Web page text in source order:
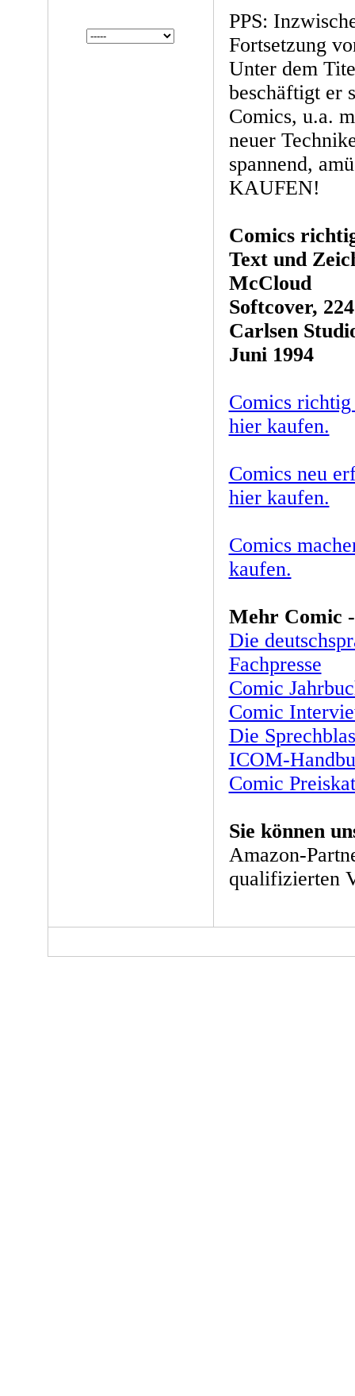
PPS:
Fortsetzung
Unter dem
beschäftigt er
Comics, u.a.
neuer
spannend,
KAUFEN!
Comics
Text und
McCloud
Softcover,
Carlsen
Juni 1994
Comics richtig
hier kaufen.
Comics neu
hier kaufen.
Comics
kaufen.
Mehr Comic
Die
Fachpresse
Comic
Comic
Die
ICOM-
Comic
Sie können
Amazon-
qualifizierten